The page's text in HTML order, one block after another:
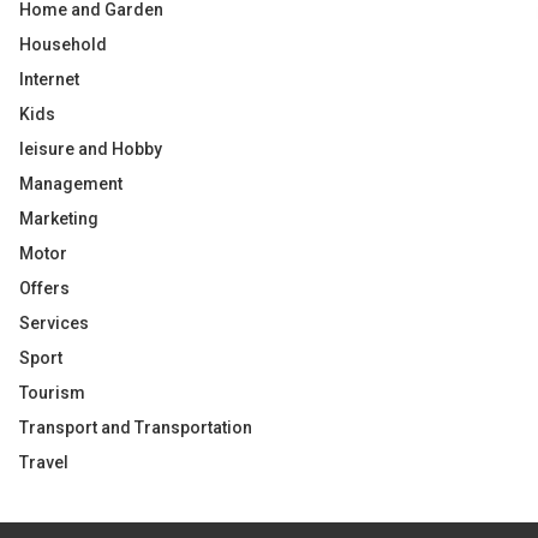
Home and Garden
Household
Internet
Kids
leisure and Hobby
Management
Marketing
Motor
Offers
Services
Sport
Tourism
Transport and Transportation
Travel